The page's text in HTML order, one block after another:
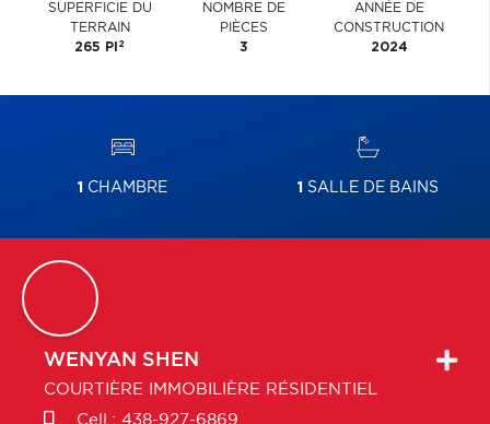
SUPERFICIE DU
TERRAIN
265 PI 2
NOMBRE DE
PIÈCES
3
ANNÉE DE
CONSTRUCTION
2024
1 CHAMBRE 1 SALLE DE BAINS
WENYAN SHEN
COURTIÈRE IMMOBILIÈRE RÉSIDENTIEL
Cell.: 438-927-6869